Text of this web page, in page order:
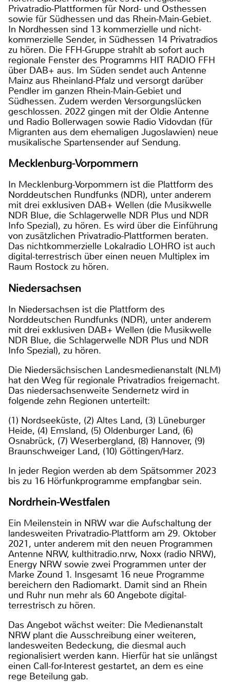
Privatradio-Plattformen für Nord- und Osthessen
sowie für Südhessen und das Rhein-Main-Gebiet.
In Nordhessen sind 13 kommerzielle und nicht-
kommerzielle Sender, in Südhessen 14 Privatradios
zu hören. Die FFH-Gruppe strahlt ab sofort auch
regionale Fenster des Programms HIT RADIO FFH
über DAB+ aus. Im Süden sendet auch Antenne
Mainz aus Rheinland-Pfalz und versorgt darüber
Pendler im ganzen Rhein-Main-Gebiet und
Südhessen. Zudem werden Versorgungslücken
geschlossen. 2022 gingen mit der Oldie Antenne
und Radio Bollerwagen sowie Radio Vidovdan (für
Migranten aus dem ehemaligen Jugoslawien) neue
musikalische Spartensender auf Sendung.
Mecklenburg-Vorpommern
In Mecklenburg-Vorpommern ist die Plattform des
Norddeutschen Rundfunks (NDR), unter anderem
mit drei exklusiven DAB+ Wellen (die Musikwelle
NDR Blue, die Schlagerwelle NDR Plus und NDR
Info Spezial), zu hören. Es wird über die Einführung
von zusätzlichen Privatradio-Plattformen beraten.
Das nichtkommerzielle Lokalradio LOHRO ist auch
digital-terrestrisch über einen neuen Multiplex im
Raum Rostock zu hören.
Niedersachsen
In Niedersachsen ist die Plattform des
Norddeutschen Rundfunks (NDR), unter anderem
mit drei exklusiven DAB+ Wellen (die Musikwelle
NDR Blue, die Schlagerwelle NDR Plus und NDR
Info Spezial), zu hören.
Die Niedersächsischen Landesmedienanstalt (NLM)
hat den Weg für regionale Privatradios freigemacht.
Das niedersachsenweite Sendernetz wird in
folgende zehn Regionen unterteilt:
(1) Nordseeküste, (2) Altes Land, (3) Lüneburger
Heide, (4) Emsland, (5) Oldenburger Land, (6)
Osnabrück, (7) Weserbergland, (8) Hannover, (9)
Braunschweiger Land, (10) Göttingen/Harz.
In jeder Region werden ab dem Spätsommer 2023
bis zu 16 Hörfunkprogramme empfangbar sein.
Nordrhein-Westfalen
Ein Meilenstein in NRW war die Aufschaltung der
landesweiten Privatradio-Plattform am 29. Oktober
2021, unter anderem mit den neuen Programmen
Antenne NRW, kulthitradio.nrw, Noxx (radio NRW),
Energy NRW sowie zwei Programmen unter der
Marke Zound 1. Insgesamt 16 neue Programme
bereichern den Radiomarkt. Damit sind an Rhein
und Ruhr nun mehr als 60 Angebote digital-
terrestrisch zu hören.
Das Angebot wächst weiter: Die Medienanstalt
NRW plant die Ausschreibung einer weiteren,
landesweiten Bedeckung, die diesmal auch
regionalisiert werden kann. Hierfür hat sie unlängst
einen Call-for-Interest gestartet, an dem es eine
rege Beteilung gab.